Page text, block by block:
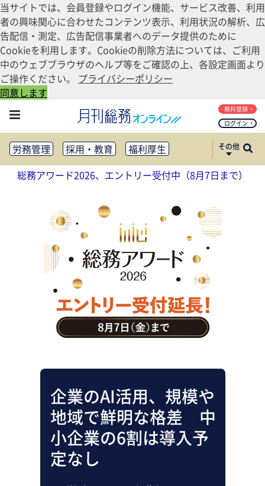
当サイトでは、会員登録やログイン機能、サービス改善、利用
者の興味関心に合わせたコンテンツ表示、利用状況の解析、広
告配信・測定、広告配信事業者へのデータ提供のために
Cookieを利用します。Cookieの削除方法については、ご利用
中のウェブブラウザのヘルプ等をご確認の上、各設定画面より
ご操作ください。 プライバシーポリシー
同意します
ログイン
無料登録
労務管理 採用・教育
福利厚生
健康経営
働き方改革
法務・コンプライアンス
リスクマネジメント・BCP
社外・社内広報
社外・社内コミュニケーション活性化
FM・オフィス移転
CSR・SDGs
テクノロジー活用・DX
助成金・補助金・コスト削減
アウトソーシング・BPO
調査・レポート
その他
総務アワード2026、エントリー受付中（8月7日まで）
企業のAI活用、規模や
地域で鮮明な格差 中
小企業の6割は導入予
定なし